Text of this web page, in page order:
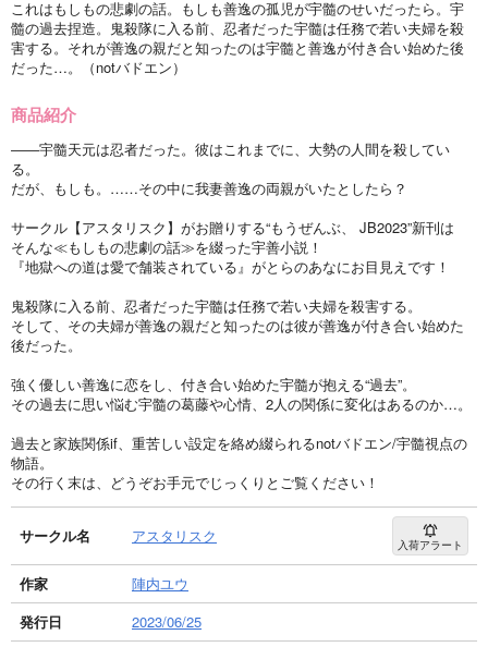
これはもしもの悲劇の話。もしも善逸の孤児が宇髓のせいだったら。宇
髓の過去捏造。鬼殺隊に入る前、忍者だった宇髓は任務で若い夫婦を殺
害する。それが善逸の親だと知ったのは宇髓と善逸が付き合い始めた後
だった…。（notバドエン）
商品紹介
――宇髓天元は忍者だった。彼はこれまでに、大勢の人間を殺してい
る。
だが、もしも。……その中に我妻善逸の両親がいたとしたら？
サークル【アスタリスク】がお贈りする“もうぜんぶ、 JB2023”新刊は
そんな≪もしもの悲劇の話≫を綴った宇善小説！
『地獄への道は愛で舗装されている』がとらのあなにお目見えです！
鬼殺隊に入る前、忍者だった宇髓は任務で若い夫婦を殺害する。
そして、その夫婦が善逸の親だと知ったのは彼が善逸が付き合い始めた
後だった。
強く優しい善逸に恋をし、付き合い始めた宇髓が抱える“過去”。
その過去に思い悩む宇髓の葛藤や心情、2人の関係に変化はあるのか…。
過去と家族関係if、重苦しい設定を絡め綴られるnotバドエン/宇髓視点の
物語。
その行く末は、どうぞお手元でじっくりとご覧ください！
サークル名 アスタリスク 入荷アラート
作家
陣内ユウ
発行日
2023/06/25